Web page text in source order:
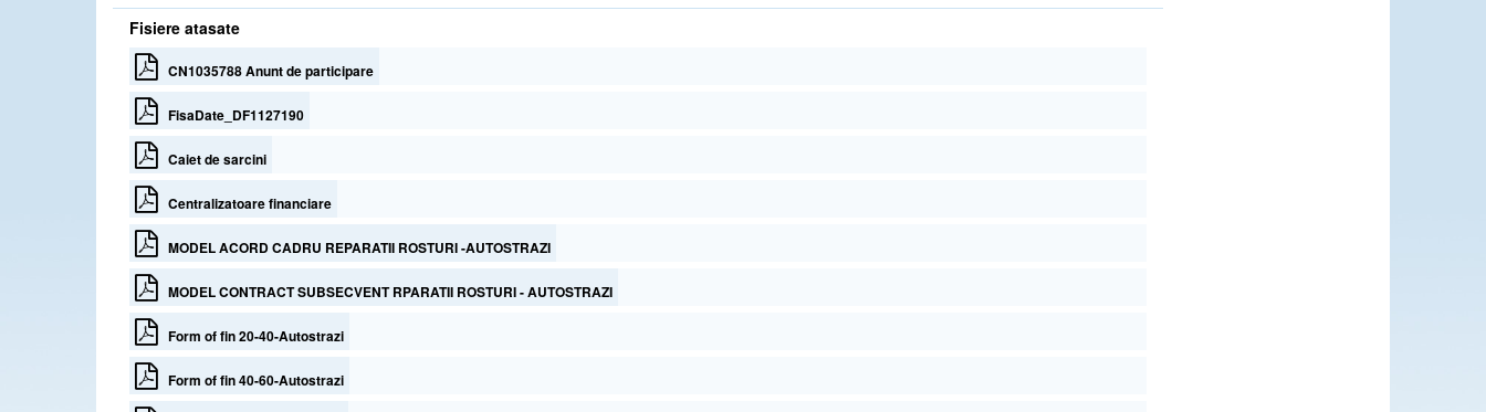
Fisiere atasate
CN1035788 Anunt de participare
FisaDate_DF1127190
Caiet de sarcini
Centralizatoare financiare
MODEL ACORD CADRU REPARATII ROSTURI -AUTOSTRAZI
MODEL CONTRACT SUBSECVENT RPARATII ROSTURI - AUTOSTRAZI
Form of fin 20-40-Autostrazi
Form of fin 40-60-Autostrazi